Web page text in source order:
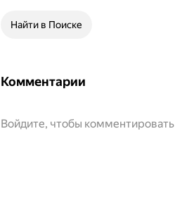
Найти в Поиске
Комментарии
Войдите, чтобы комментировать